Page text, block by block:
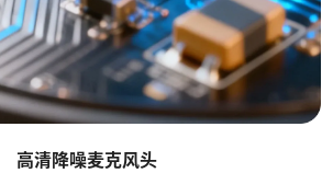
高清降噪麦克风头